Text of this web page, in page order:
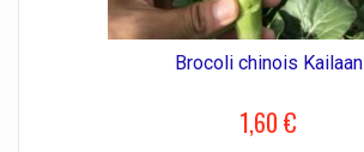
Brocoli chinois Kailaan
1,60 €